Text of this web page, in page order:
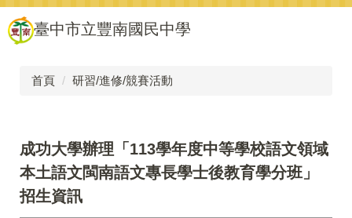
跳
到
主
臺中市立豐南國民中學
首頁 研習/進修/競賽活動
成功大學辦理「113學年度中等學校語文領域
本土語文閩南語文專長學士後教育學分班」
招生資訊